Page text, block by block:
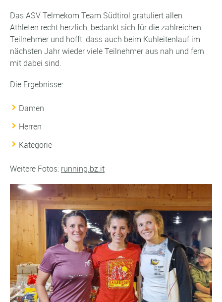
Das ASV Telmekom Team Südtirol gratuliert allen
Athleten recht herzlich, bedankt sich für die zahlreichen
Teilnehmer und hofft, dass auch beim Kuhleitenlauf im
nächsten Jahr wieder viele Teilnehmer aus nah und fern
mit dabei sind.
Die Ergebnisse:
Damen
Herren
Kategorie
Weitere Fotos: running.bz.it